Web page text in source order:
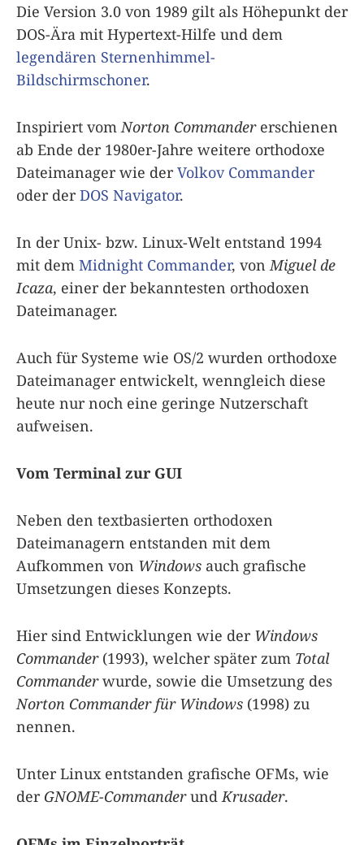
Die Version 3.0 von 1989 gilt als Höhepunkt der
DOS-Ära mit Hypertext-Hilfe und dem
legendären Sternenhimmel-
Bildschirmschoner.
Inspiriert vom Norton Commandererschienen
ab Ende der 1980er-Jahre weitere orthodoxe
Dateimanager wie derVolkov Commander
oder derDOS Navigator.
In der Unix- bzw. Linux-Welt entstand 1994
mit dem Midnight Commander, von Miguel de
Icaza, einer der bekanntesten orthodoxen
Dateimanager.
Auch für Systeme wie OS/2 wurden orthodoxe
Dateimanager entwickelt, wenngleich diese
heute nur noch eine geringe Nutzerschaft
aufweisen.
Vom Terminal zur GUI
Neben den textbasierten orthodoxen
Dateimanagern entstanden mit dem
Aufkommen von Windows auch grafische
Umsetzungen dieses Konzepts.
Hier sind Entwicklungen wie der Windows
Commander(1993), welcher später zum Total
Commanderwurde, sowie die Umsetzung des
Norton Commander für Windows (1998) zu
nennen.
Unter Linux entstanden grafische OFMs, wie
der GNOME-Commanderund Krusader.